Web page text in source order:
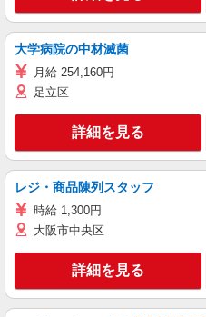
大学病院の中材滅菌
月給 254,160円
足立区
詳細を見る
レジ・商品陳列スタッフ
時給 1,300円
大阪市中央区
詳細を見る